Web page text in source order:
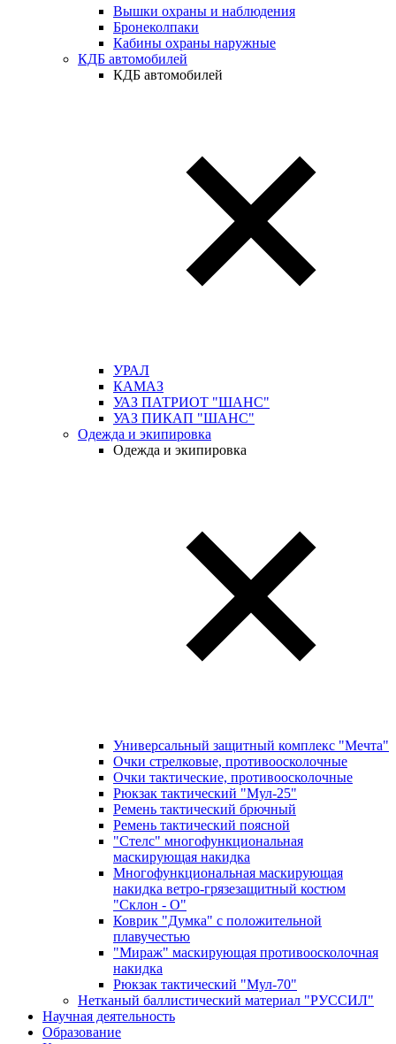
Вышки охраны и наблюдения
Бронеколпаки
Кабины охраны наружные
КДБ автомобилей
КДБ автомобилей
УРАЛ
КАМАЗ
УАЗ ПАТРИОТ "ШАНС"
УАЗ ПИКАП "ШАНС"
Одежда и экипировка
Одежда и экипировка
Универсальный защитный комплекс "Мечта"
Очки стрелковые, противоосколочные
Очки тактические, противоосколочные
Рюкзак тактический "Мул-25"
Ремень тактический брючный
Ремень тактический поясной
"Стелс" многофункциональная
маскирующая накидка
Многофункциональная маскирующая
накидка ветро-грязезащитный костюм
"Склон - О"
Коврик "Думка" с положительной
плавучестью
"Мираж" маскирующая противоосколочная
накидка
Рюкзак тактический "Мул-70"
Нетканый баллистический материал "РУССИЛ"
Научная деятельность
Образование